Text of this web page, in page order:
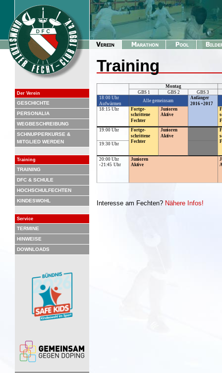
Der Verein
GESCHICHTE
PERSONALIA
WEGBESCHREIBUNG
SCHNUPPERKURSE &
MITGLIED WERDEN
Training
TRAINING
DFC & SCHULE
HOCHSCHULFECHTEN
KINDESWOHL
Service
TERMINE
HINWEISE
DOWNLOADS
Training
Interesse am Fechten? Nähere Infos!